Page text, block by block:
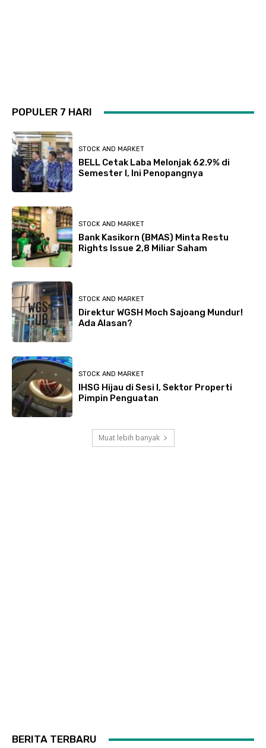
POPULER 7 HARI
STOCK AND MARKET
BELL Cetak Laba Melonjak 62.9% di
Semester I, Ini Penopangnya
STOCK AND MARKET
Bank Kasikorn (BMAS) Minta Restu
Rights Issue 2,8 Miliar Saham
STOCK AND MARKET
Direktur WGSH Moch Sajoang Mundur!
Ada Alasan?
STOCK AND MARKET
IHSG Hijau di Sesi I, Sektor Properti
Pimpin Penguatan
Muat lebih banyak
BERITA TERBARU